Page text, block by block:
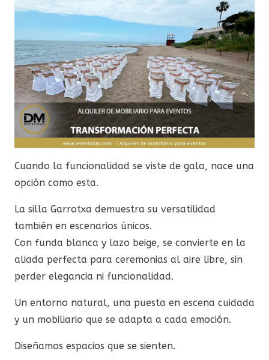
Cuando la funcionalidad se viste de gala, nace una
opción como esta.
La silla Garrotxa demuestra su versatilidad
también en escenarios únicos.
Con funda blanca y lazo beige, se convierte en la
aliada perfecta para ceremonias al aire libre, sin
perder elegancia ni funcionalidad.
Un entorno natural, una puesta en escena cuidada
y un mobiliario que se adapta a cada emoción.
Diseñamos espacios que se sienten.